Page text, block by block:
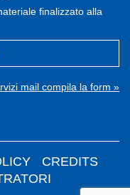
finalizzato alla
mail compila la form »
CREDITS